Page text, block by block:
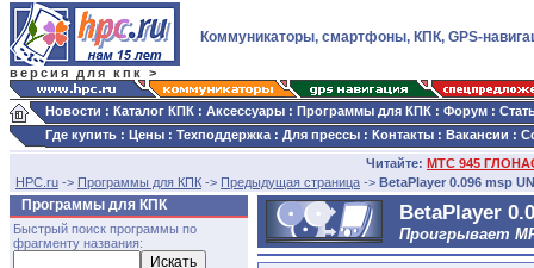
версия для кпк >
Коммуникаторы, смартфоны, КПК, GPS-
Новости : Каталог КПК : Аксессуары : Программы для КПК : Форум :
Где купить : Цены : Техподдержка : Для прессы : Контакты : Вакансии :
Читайте: МТС 945
HPC.ru -> Программы для КПК -> Предыдущая страница -> BetaPlayer 0.096 msp
Программы для КПК
Быстрый поиск программы по
фрагменту названия:
BetaPlayer
Проигрывает